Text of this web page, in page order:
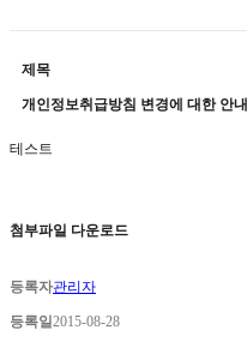
제목
개인정보취급방침 변경에 대한 안내
테스트
첨부파일 다운로드
등록자관리자
등록일2015-08-28